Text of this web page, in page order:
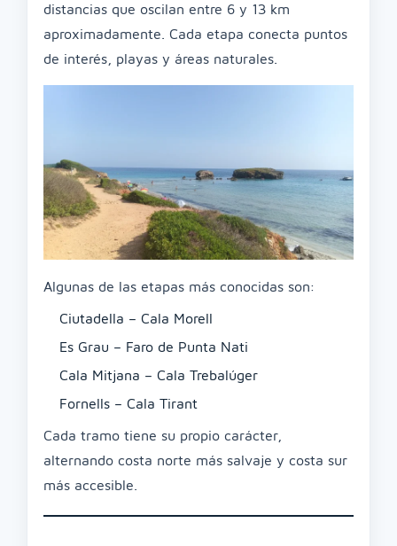
distancias que oscilan entre 6 y 13 km
aproximadamente. Cada etapa conecta puntos
de interés, playas y áreas naturales.
Algunas de las etapas más conocidas son:
Ciutadella – Cala Morell
Es Grau – Faro de Punta Nati
Cala Mitjana – Cala Trebalúger
Fornells – Cala Tirant
Cada tramo tiene su propio carácter,
alternando costa norte más salvaje y costa sur
más accesible.